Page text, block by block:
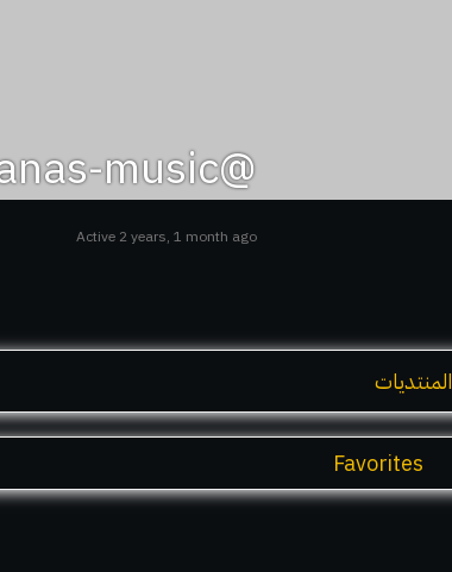
@george-athanas-music
Active 2 years, 1 month ago
المنتديات
Favorites